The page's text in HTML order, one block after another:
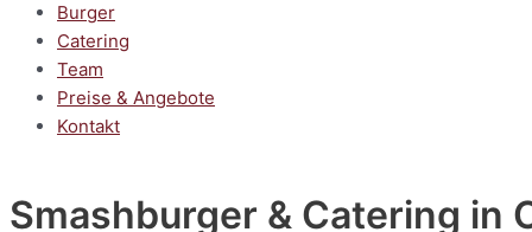
Burger
Catering
Team
Preise & Angebote
Kontakt
Smashburger & Catering in